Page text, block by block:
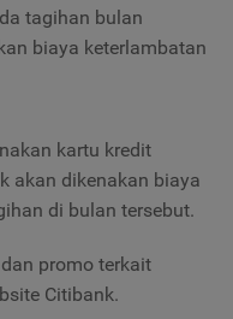
tagihan bulan
biaya keterlambatan
kartu kredit
akan dikenakan biaya
di bulan tersebut.
promo terkait
Citibank.